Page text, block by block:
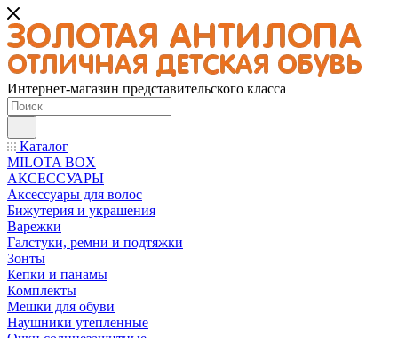
Интернет-магазин представительского класса
Каталог
MILOTA BOX
АКСЕССУАРЫ
Аксессуары для волос
Бижутерия и украшения
Варежки
Галстуки, ремни и подтяжки
Зонты
Кепки и панамы
Комплекты
Мешки для обуви
Наушники утепленные